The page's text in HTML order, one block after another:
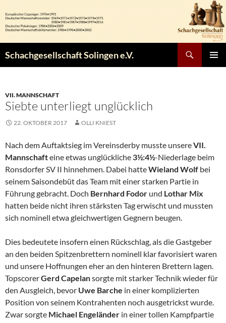
Inhalt
springen
Schachgesellschaft Solingen e.V.
VII. MANNSCHAFT
Siebte unterliegt unglücklich
22. OKTOBER 2017 OLLI KNIEST
Nach dem Auftaktsieg im Vereinsderby musste unsereVII.
Mannschafteine etwas unglückliche 3½:4½-Niederlage beim
Ronsdorfer SV II hinnehmen. Dabei hatteWieland Wolf bei
seinem Saisondebüt das Team mit einer starken Partie in
Führung gebracht. Doch Bernhard Fodor und Lothar Mix
hatten beide nicht ihren stärksten Tag erwischt und mussten
sich nominell etwa gleichwertigen Gegnern beugen.
Dies bedeutete insofern einen Rückschlag, als die Gastgeber
an den beiden Spitzenbrettern nominell klar favorisiert waren
und unsere Hoffnungen eher an den hinteren Brettern lagen.
TopscorerGerd Capelansorgte mit starker Technik wieder für
den Ausgleich, bevor Uwe Barche in einer komplizierten
Position von seinem Kontrahenten noch ausgetrickst wurde.
Zwar sorgte Michael Engeländer in einer tollen Kampfpartie